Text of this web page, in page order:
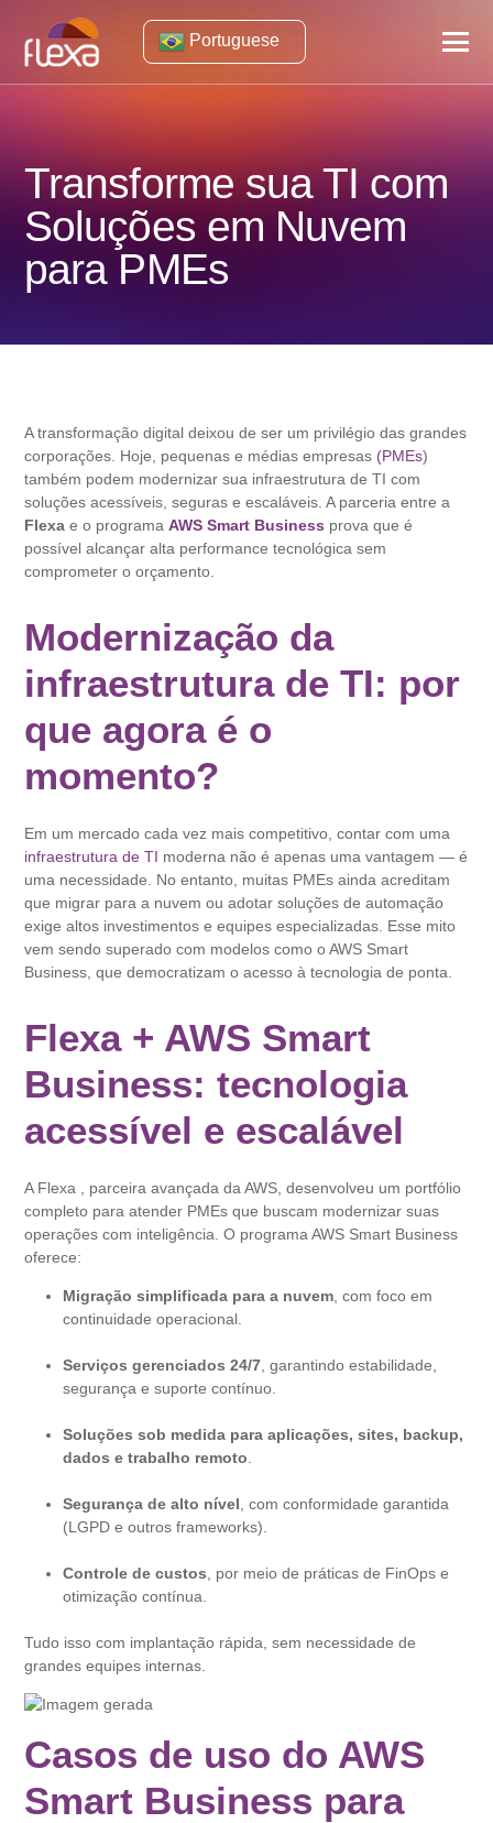
Portuguese
Transforme sua TI com
Soluções em Nuvem
para PMEs
A transformação digital deixou de ser um privilégio das grandes
corporações. Hoje, pequenas e médias empresas (PMEs)
também podem modernizar sua infraestrutura de TI com
soluções acessíveis, seguras e escaláveis. A parceria entre a
Flexae o programaAWS Smart Business prova que é
possível alcançar alta performance tecnológica sem
comprometer o orçamento.
Modernização da
infraestrutura de TI: por
que agora é o
momento?
Em um mercado cada vez mais competitivo, contar com uma
infraestrutura de TI moderna não é apenas uma vantagem — é
uma necessidade. No entanto, muitas PMEs ainda acreditam
que migrar para a nuvem ou adotar soluções de automação
exige altos investimentos e equipes especializadas. Esse mito
vem sendo superado com modelos como o AWS Smart
Business, que democratizam o acesso à tecnologia de ponta.
Flexa + AWS Smart
Business: tecnologia
acessível e escalável
A Flexa , parceira avançada da AWS, desenvolveu um portfólio
completo para atender PMEs que buscam modernizar suas
operações com inteligência. O programa AWS Smart Business
oferece:
Migração simplificada para a nuvem , com foco em
continuidade operacional.
Serviços gerenciados 24/7 , garantindo estabilidade,
segurança e suporte contínuo.
Soluções sob medida para aplicações, sites, backup,
dados e trabalho remoto
Segurança de alto nível , com conformidade garantida
(LGPD e outros frameworks).
Controle de custos , por meio de práticas de FinOps e
otimização contínua.
Tudo isso com implantação rápida, sem necessidade de
grandes equipes internas.
Casos de uso do AWS
Smart Business para